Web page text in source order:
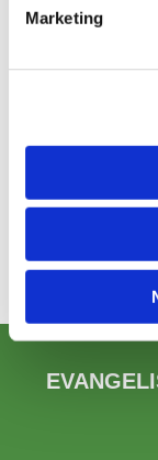
Marketing